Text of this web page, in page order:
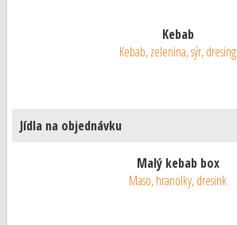
Kebab
Kebab, zelenina, sýr, dresing
Jídla na objednávku
Malý kebab box
Maso, hranolky, dresink